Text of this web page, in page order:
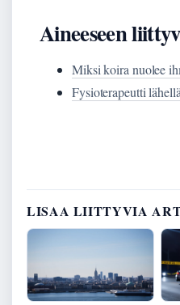
Aineeseen
Miksi koira nuolee
Fysioterapeutti
LISAA LIITTYVIA